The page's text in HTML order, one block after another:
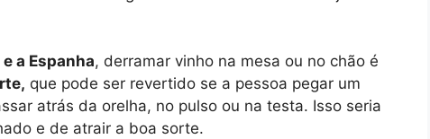
a Espanha, derramar vinho na mesa ou no chão é
que pode ser revertido se a pessoa pegar um
atrás da orelha, no pulso ou na testa. Isso seria
e de atrair a boa sorte.